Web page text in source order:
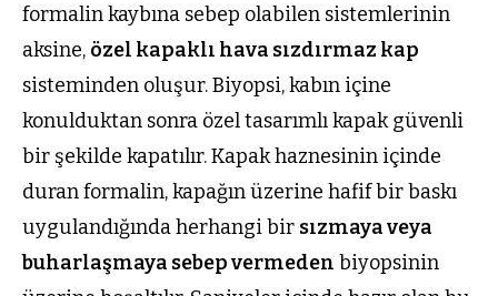
formalin kaybına sebep olabilen sistemlerinin
aksine, özel kapaklı hava sızdırmaz kap
sisteminden oluşur. Biyopsi, kabın içine
konulduktan sonra özel tasarımlı kapak güvenli
bir şekilde kapatılır. Kapak haznesinin içinde
duran formalin, kapağın üzerine hafif bir baskı
uygulandığında herhangi bir sızmaya veya
buharlaşmaya sebep vermeden biyopsinin